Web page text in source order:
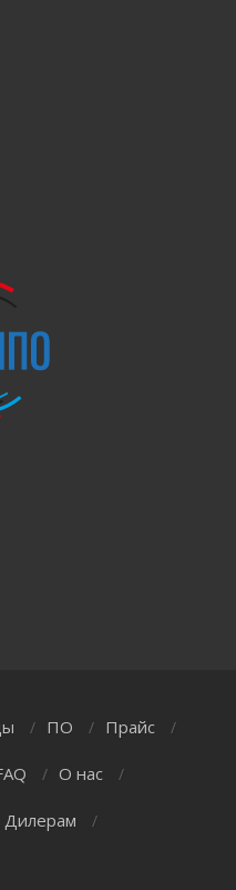
/ ПО / Прайс /
/ О нас /
Дилерам /